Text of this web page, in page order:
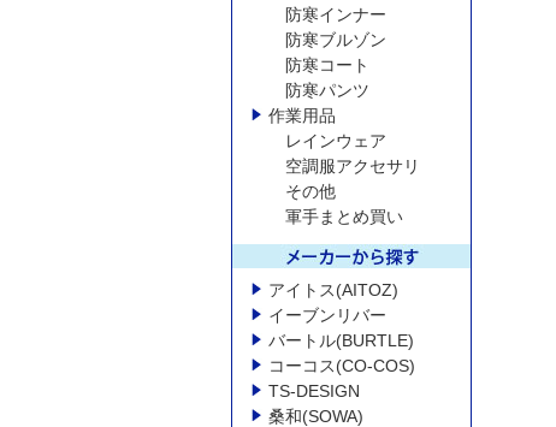
防寒インナー
防寒ブルゾン
防寒コート
防寒パンツ
作業用品
レインウェア
空調服アクセサリ
その他
軍手まとめ買い
アイトス(AITOZ)
イーブンリバー
バートル(BURTLE)
コーコス(CO-COS)
TS-DESIGN
桑和(SOWA)